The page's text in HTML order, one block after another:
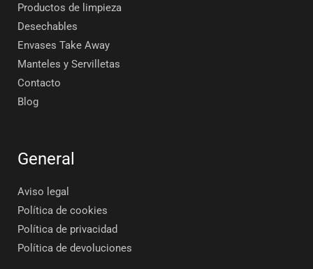
Productos de limpieza
Desechables
Envases Take Away
Manteles y Servilletas
Contacto
Blog
General
Aviso legal
Política de cookies
Política de privacidad
Política de devoluciones